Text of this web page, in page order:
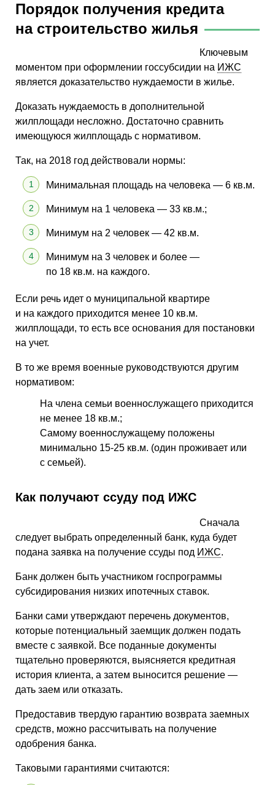
Порядок получения кредита
на строительство жилья
Ключевым
моментом при оформлении госсубсидии на ИЖС
является доказательство нуждаемости в жилье.
Доказать нуждаемость в дополнительной
жилплощади несложно. Достаточно сравнить
имеющуюся жилплощадь с нормативом.
Так, на 2018 год действовали нормы:
Минимальная площадь на человека — 6 кв.м.
Минимум на 1 человека — 33 кв.м.;
Минимум на 2 человек — 42 кв.м.
Минимум на 3 человек и более —
по 18 кв.м. на каждого.
Если речь идет о муниципальной квартире
и на каждого приходится менее 10 кв.м.
жилплощади, то есть все основания для постановки
на учет.
В то же время военные руководствуются другим
нормативом:
На члена семьи военнослужащего приходится
не менее 18 кв.м.;
Самому военнослужащему положены
минимально 15-25 кв.м. (один проживает или
с семьей).
Как получают ссуду под ИЖС
Сначала
следует выбрать определенный банк, куда будет
подана заявка на получение ссуды под ИЖС.
Банк должен быть участником госпрограммы
субсидирования низких ипотечных ставок.
Банки сами утверждают перечень документов,
которые потенциальный заемщик должен подать
вместе с заявкой. Все поданные документы
тщательно проверяются, выясняется кредитная
история клиента, а затем выносится решение —
дать заем или отказать.
Предоставив твердую гарантию возврата заемных
средств, можно рассчитывать на получение
одобрения банка.
Таковыми гарантиями считаются: